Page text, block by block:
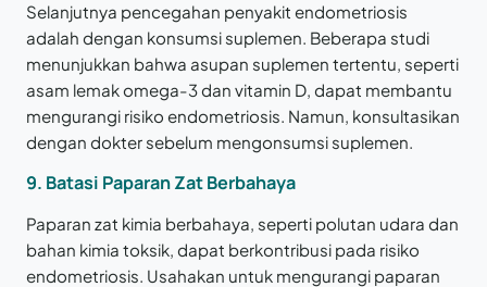
Selanjutnya pencegahan penyakit endometriosis
adalah dengan konsumsi suplemen. Beberapa studi
menunjukkan bahwa asupan suplemen tertentu, seperti
asam lemak omega-3 dan vitamin D, dapat membantu
mengurangi risiko endometriosis. Namun, konsultasikan
dengan dokter sebelum mengonsumsi suplemen.
9. Batasi Paparan Zat Berbahaya
Paparan zat kimia berbahaya, seperti polutan udara dan
bahan kimia toksik, dapat berkontribusi pada risiko
endometriosis. Usahakan untuk mengurangi paparan